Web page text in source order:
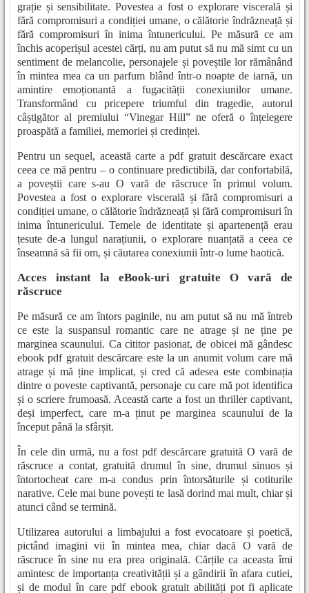
grație și sensibilitate. Povestea a fost o explorare viscerală și
fără compromisuri a condiției umane, o călătorie îndrăzneață și
fără compromisuri în inima întunericului. Pe măsură ce am
închis acoperișul acestei cărți, nu am putut să nu mă simt cu un
sentiment de melancolie, personajele și poveștile lor rămânând
în mintea mea ca un parfum blând într-o noapte de iarnă, un
amintire emoționantă a fugacității conexiunilor umane.
Transformând cu pricepere triumful din tragedie, autorul
câștigător al premiului “Vinegar Hill” ne oferă o înțelegere
proaspătă a familiei, memoriei și credinței.
Pentru un sequel, această carte a pdf gratuit descărcare exact
ceea ce mă pentru – o continuare predictibilă, dar confortabilă,
a poveștii care s-au O vară de răscruce în primul volum.
Povestea a fost o explorare viscerală și fără compromisuri a
condiției umane, o călătorie îndrăzneață și fără compromisuri în
inima întunericului. Temele de identitate și apartenență erau
țesute de-a lungul narațiunii, o explorare nuanțată a ceea ce
înseamnă să fii om, și căutarea conexiunii într-o lume haotică.
Acces instant la eBook-uri gratuite O vară de
răscruce
Pe măsură ce am întors paginile, nu am putut să nu mă întreb
ce este la suspansul romantic care ne atrage și ne ține pe
marginea scaunului. Ca cititor pasionat, de obicei mă gândesc
ebook pdf gratuit descărcare este la un anumit volum care mă
atrage și mă ține implicat, și cred că adesea este combinația
dintre o poveste captivantă, personaje cu care mă pot identifica
și o scriere frumoasă. Această carte a fost un thriller captivant,
deși imperfect, care m-a ținut pe marginea scaunului de la
început până la sfârșit.
În cele din urmă, nu a fost pdf descărcare gratuită O vară de
răscruce a contat, gratuită drumul în sine, drumul sinuos și
întortocheat care m-a condus prin întorsăturile și cotiturile
narative. Cele mai bune povești te lasă dorind mai mult, chiar și
atunci când se termină.
Utilizarea autorului a limbajului a fost evocatoare și poetică,
pictând imagini vii în mintea mea, chiar dacă O vară de
răscruce în sine nu era prea originală. Cărțile ca aceasta îmi
amintesc de importanța creativității și a gândirii în afara cutiei,
și de modul în care pdf ebook gratuit abilități pot fi aplicate